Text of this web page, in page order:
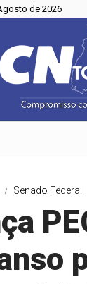
de 2026
Senado Federal